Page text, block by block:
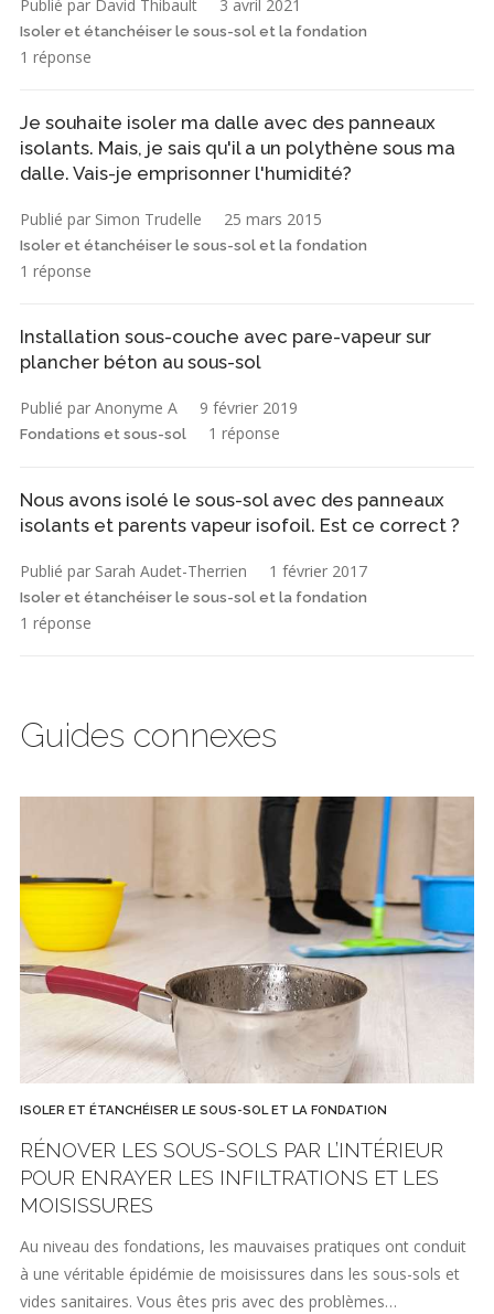
Publié par David Thibault 3 avril 2021
Isoler et étanchéiser le sous-sol et la fondation
1 réponse
Je souhaite isoler ma dalle avec des panneaux
isolants. Mais, je sais qu'il a un polythène sous ma
dalle. Vais-je emprisonner l'humidité?
Publié par Simon Trudelle 25 mars 2015
Isoler et étanchéiser le sous-sol et la fondation
1 réponse
Installation sous-couche avec pare-vapeur sur
plancher béton au sous-sol
Publié par Anonyme A 9 février 2019
Fondations et sous-sol 1 réponse
Nous avons isolé le sous-sol avec des panneaux
isolants et parents vapeur isofoil. Est ce correct ?
Publié par Sarah Audet-Therrien 1 février 2017
Isoler et étanchéiser le sous-sol et la fondation
1 réponse
Guides connexes
ISOLER ET ÉTANCHÉISER LE SOUS-SOL ET LA FONDATION
RÉNOVER LES SOUS-SOLS PAR L’INTÉRIEUR
POUR ENRAYER LES INFILTRATIONS ET LES
MOISISSURES
Au niveau des fondations, les mauvaises pratiques ont conduit
à une véritable épidémie de moisissures dans les sous-sols et
vides sanitaires. Vous êtes pris avec des problèmes…